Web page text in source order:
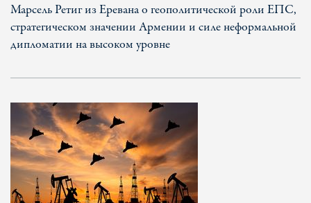
Марсель Ретиг из Еревана о геополитической роли ЕПС,
стратегическом значении Армении и силе неформальной
дипломатии на высоком уровне